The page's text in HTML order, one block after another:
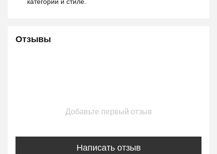
Отзывы
Добавьте первый отзыв
Написать отзыв